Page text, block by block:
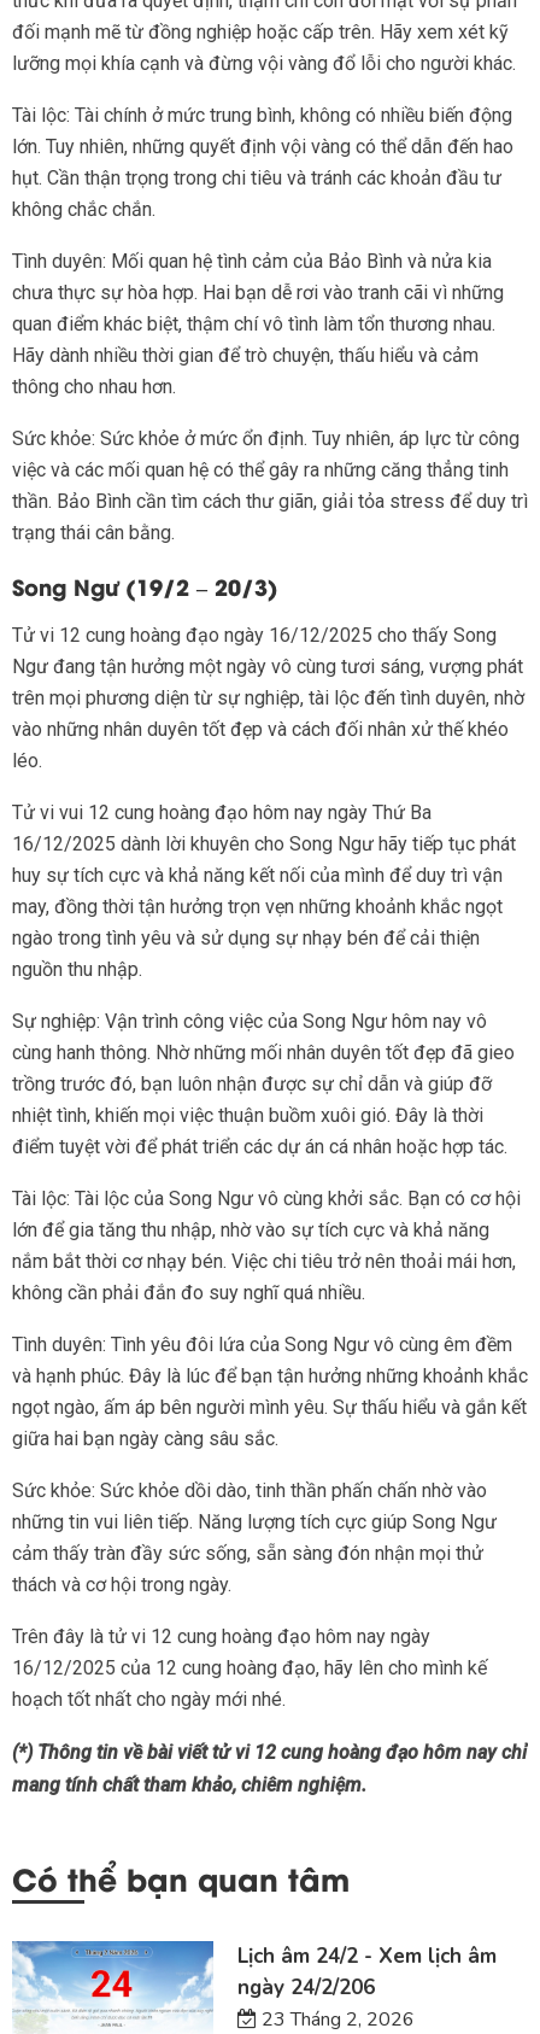
đối mạnh mẽ từ đồng nghiệp hoặc cấp trên. Hãy xem xét kỹ
lưỡng mọi khía cạnh và đừng vội vàng đổ lỗi cho người khác.
Tài lộc: Tài chính ở mức trung bình, không có nhiều biến động
lớn. Tuy nhiên, những quyết định vội vàng có thể dẫn đến hao
hụt. Cần thận trọng trong chi tiêu và tránh các khoản đầu tư
không chắc chắn.
Tình duyên: Mối quan hệ tình cảm của Bảo Bình và nửa kia
chưa thực sự hòa hợp. Hai bạn dễ rơi vào tranh cãi vì những
quan điểm khác biệt, thậm chí vô tình làm tổn thương nhau.
Hãy dành nhiều thời gian để trò chuyện, thấu hiểu và cảm
thông cho nhau hơn.
Sức khỏe: Sức khỏe ở mức ổn định. Tuy nhiên, áp lực từ công
việc và các mối quan hệ có thể gây ra những căng thẳng tinh
thần. Bảo Bình cần tìm cách thư giãn, giải tỏa stress để duy trì
trạng thái cân bằng.
Song Ngư (19/2 – 20/3)
Tử vi 12 cung hoàng đạo ngày 16/12/2025 cho thấy Song
Ngư đang tận hưởng một ngày vô cùng tươi sáng, vượng phát
trên mọi phương diện từ sự nghiệp, tài lộc đến tình duyên, nhờ
vào những nhân duyên tốt đẹp và cách đối nhân xử thế khéo
léo.
Tử vi vui 12 cung hoàng đạo hôm nay ngày Thứ Ba
16/12/2025 dành lời khuyên cho Song Ngư hãy tiếp tục phát
huy sự tích cực và khả năng kết nối của mình để duy trì vận
may, đồng thời tận hưởng trọn vẹn những khoảnh khắc ngọt
ngào trong tình yêu và sử dụng sự nhạy bén để cải thiện
nguồn thu nhập.
Sự nghiệp: Vận trình công việc của Song Ngư hôm nay vô
cùng hanh thông. Nhờ những mối nhân duyên tốt đẹp đã gieo
trồng trước đó, bạn luôn nhận được sự chỉ dẫn và giúp đỡ
nhiệt tình, khiến mọi việc thuận buồm xuôi gió. Đây là thời
điểm tuyệt vời để phát triển các dự án cá nhân hoặc hợp tác.
Tài lộc: Tài lộc của Song Ngư vô cùng khởi sắc. Bạn có cơ hội
lớn để gia tăng thu nhập, nhờ vào sự tích cực và khả năng
nắm bắt thời cơ nhạy bén. Việc chi tiêu trở nên thoải mái hơn,
không cần phải đắn đo suy nghĩ quá nhiều.
Tình duyên: Tình yêu đôi lứa của Song Ngư vô cùng êm đềm
và hạnh phúc. Đây là lúc để bạn tận hưởng những khoảnh khắc
ngọt ngào, ấm áp bên người mình yêu. Sự thấu hiểu và gắn kết
giữa hai bạn ngày càng sâu sắc.
Sức khỏe: Sức khỏe dồi dào, tinh thần phấn chấn nhờ vào
những tin vui liên tiếp. Năng lượng tích cực giúp Song Ngư
cảm thấy tràn đầy sức sống, sẵn sàng đón nhận mọi thử
thách và cơ hội trong ngày.
Trên đây là tử vi 12 cung hoàng đạo hôm nay ngày
16/12/2025 của 12 cung hoàng đạo, hãy lên cho mình kế
hoạch tốt nhất cho ngày mới nhé.
(*) Thông tin về bài viết tử vi 12 cung hoàng đạo hôm nay chỉ
mang tính chất tham khảo, chiêm nghiệm.
Có thể bạn quan tâm
Lịch âm 24/2 - Xem lịch âm
ngày 24/2/206
23 Tháng 2, 2026